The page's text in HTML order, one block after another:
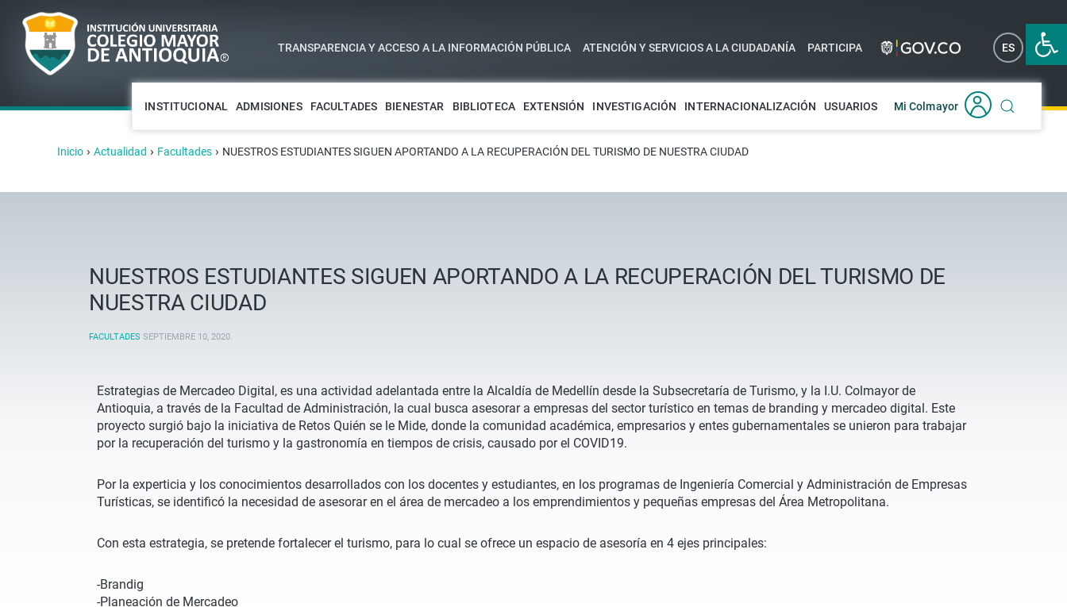
Abrir
TRANSPARENCIA Y ACCESO A LA INFORMACIÓN PÚBLICA ATENCIÓN Y SERVICIOS A LA CIUDADANÍA PARTICIPA ES EN
INSTITUCIONAL ADMISIONES FACULTADES BIENESTAR BIBLIOTECA EXTENSIÓN INVESTIGACIÓN INTERNACIONALIZACIÓN USUARIOS Mi Colmayor
Inicio › Actualidad › Facultades › NUESTROS ESTUDIANTES SIGUEN APORTANDO A LA RECUPERACIÓN DEL TURISMO DE NUESTRA CIUDAD
NUESTROS ESTUDIANTES SIGUEN APORTANDO A LA RECUPERACIÓN DEL TURISMO DE
NUESTRA CIUDAD
FACULTADES SEPTIEMBRE 10, 2020.
Estrategias de Mercadeo Digital, es una actividad adelantada entre la Alcaldía de Medellín desde la Subsecretaría de Turismo, y la I.U. Colmayor de
Antioquia, a través de la Facultad de Administración, la cual busca asesorar a empresas del sector turístico en temas de branding y mercadeo digital. Este
proyecto surgió bajo la iniciativa de Retos Quién se le Mide, donde la comunidad académica, empresarios y entes gubernamentales se unieron para trabajar
por la recuperación del turismo y la gastronomía en tiempos de crisis, causado por el COVID19.
Por la experticia y los conocimientos desarrollados con los docentes y estudiantes, en los programas de Ingeniería Comercial y Administración de Empresas
Turísticas, se identificó la necesidad de asesorar en el área de mercadeo a los emprendimientos y pequeñas empresas del Área Metropolitana.
Con esta estrategia, se pretende fortalecer el turismo, para lo cual se ofrece un espacio de asesoría en 4 ejes principales:
-Brandig
-Planeación de Mercadeo